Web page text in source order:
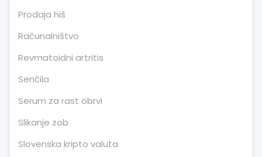
Prodaja hiš
Računalništvo
Revmatoidni artritis
Senčila
Serum za rast obrvi
Slikanje zob
Slovenska kripto valuta